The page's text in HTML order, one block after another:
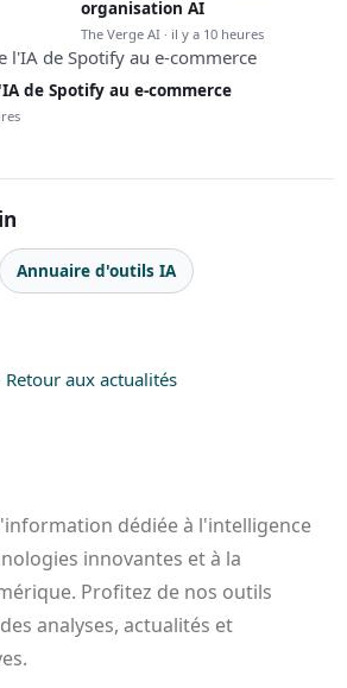
organisation AI
The Verge AI · il y a 10 heures
de Spotify au e-commerce
Annuaire d'outils IA
aux actualités
dédiée à l'intelligence
innovantes et à la
Profitez de nos outils
analyses, actualités et